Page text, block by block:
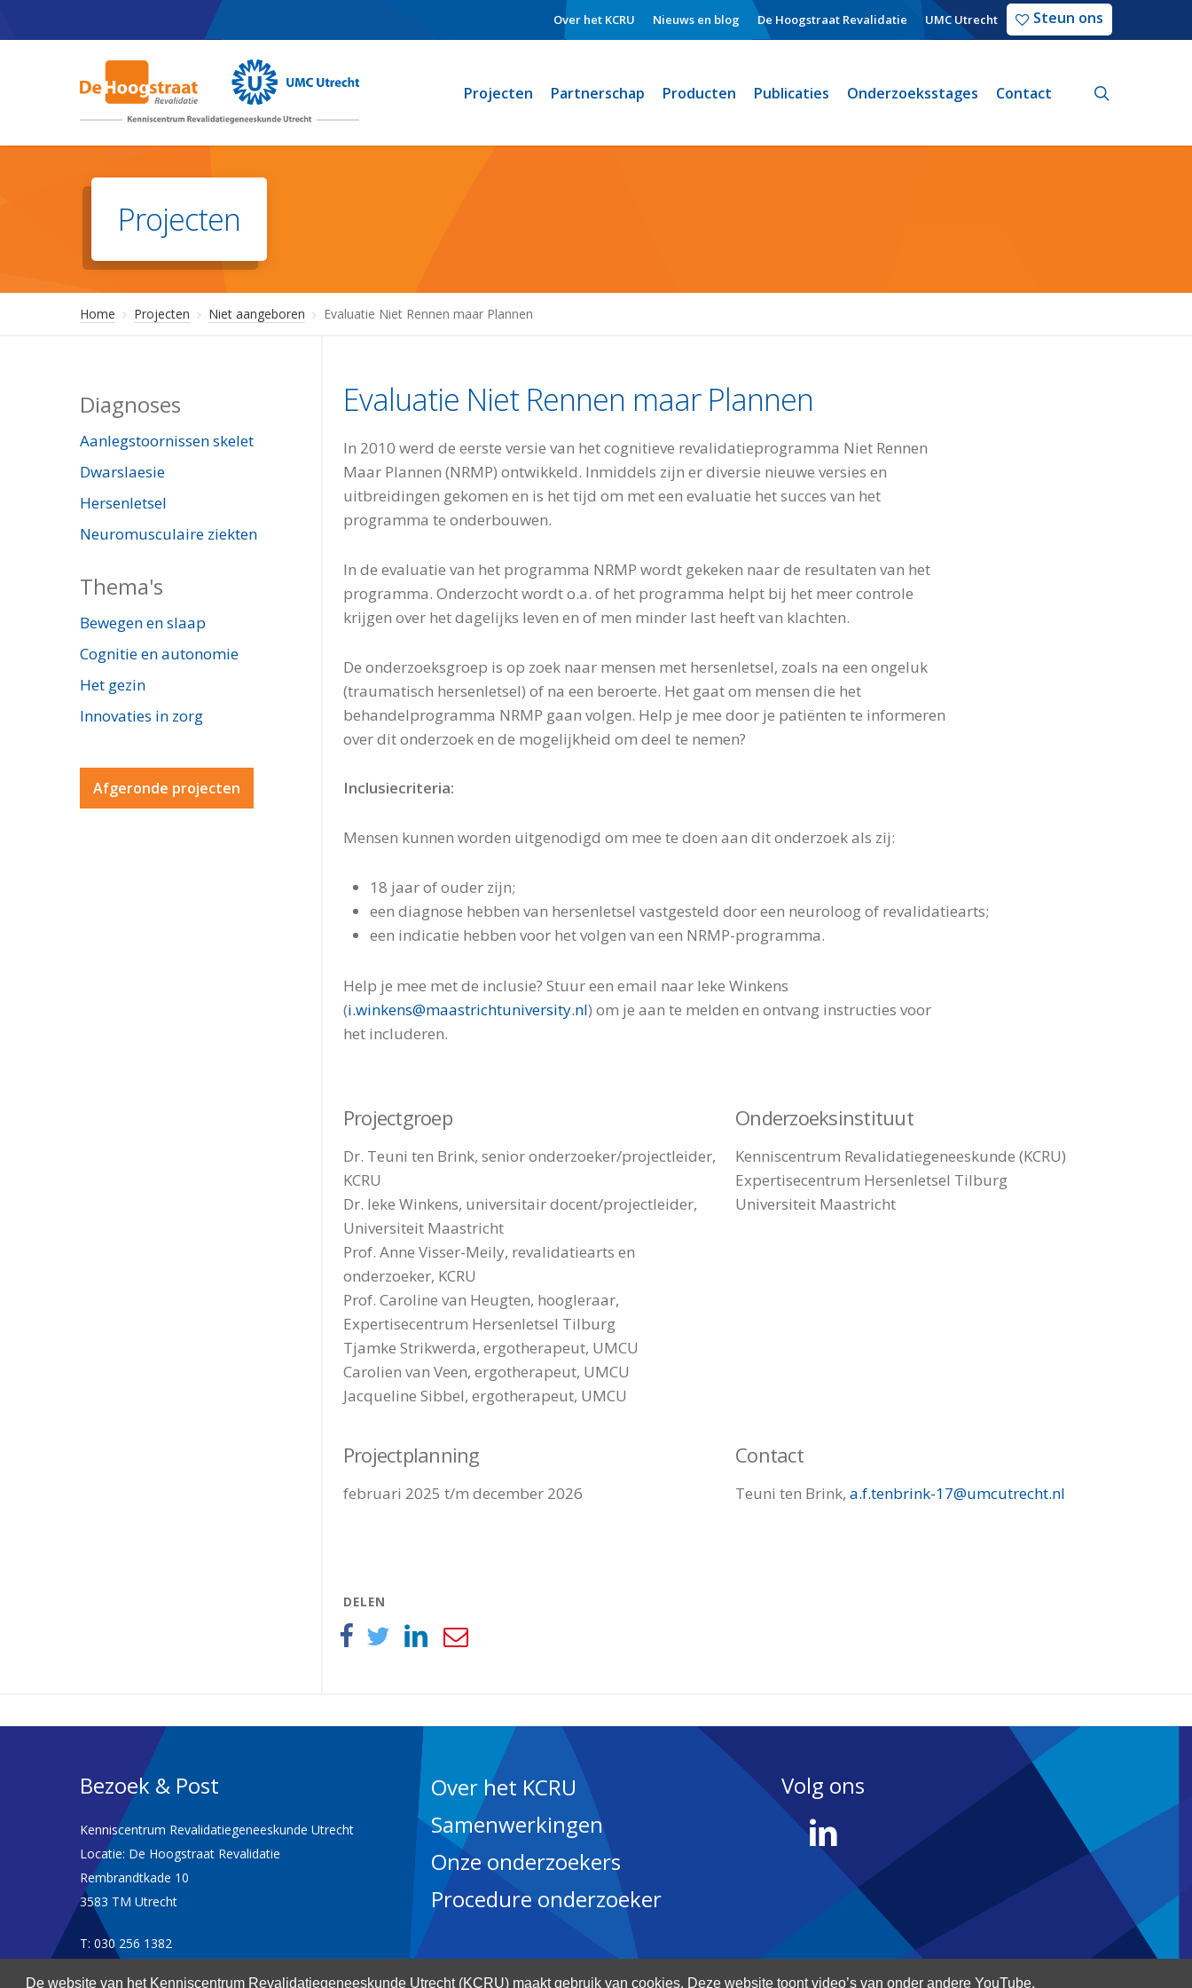
De website van het Kenniscentrum Revalidatiegeneeskunde Utrecht (KCRU) maakt gebruik van cookies. Deze website toont video’s van onder andere YouTube.
to
Over het KCRU Nieuws en blog De Hoogstraat Revalidatie UMC Utrecht Steun ons
Projecten Partnerschap Producten Publicaties Onderzoeksstages Contact
Projecten
Home Projecten Niet aangeboren Evaluatie Niet Rennen maar Plannen
Diagnoses
Aanlegstoornissen skelet
Dwarslaesie
Hersenletsel
Neuromusculaire ziekten
Thema's
Bewegen en slaap
Cognitie en autonomie
Het gezin
Innovaties in zorg
Afgeronde projecten
Evaluatie Niet Rennen maar Plannen
In 2010 werd de eerste versie van het cognitieve revalidatieprogramma Niet Rennen
Maar Plannen (NRMP) ontwikkeld. Inmiddels zijn er diversie nieuwe versies en
uitbreidingen gekomen en is het tijd om met een evaluatie het succes van het
programma te onderbouwen.
In de evaluatie van het programma NRMP wordt gekeken naar de resultaten van het
programma. Onderzocht wordt o.a. of het programma helpt bij het meer controle
krijgen over het dagelijks leven en of men minder last heeft van klachten.
De onderzoeksgroep is op zoek naar mensen met hersenletsel, zoals na een ongeluk
(traumatisch hersenletsel) of na een beroerte. Het gaat om mensen die het
behandelprogramma NRMP gaan volgen. Help je mee door je patiënten te informeren
over dit onderzoek en de mogelijkheid om deel te nemen?
Inclusiecriteria:
Mensen kunnen worden uitgenodigd om mee te doen aan dit onderzoek als zij:
18 jaar of ouder zijn;
een diagnose hebben van hersenletsel vastgesteld door een neuroloog of revalidatiearts;
een indicatie hebben voor het volgen van een NRMP-programma.
Help je mee met de inclusie? Stuur een email naar Ieke Winkens
(i.winkens@maastrichtuniversity.nl) om je aan te melden en ontvang instructies voor
het includeren.
Projectgroep
Dr. Teuni ten Brink, senior onderzoeker/projectleider,
KCRU
Dr. Ieke Winkens, universitair docent/projectleider,
Universiteit Maastricht
Prof. Anne Visser-Meily, revalidatiearts en
onderzoeker, KCRU
Prof. Caroline van Heugten, hoogleraar,
Expertisecentrum Hersenletsel Tilburg
Tjamke Strikwerda, ergotherapeut, UMCU
Carolien van Veen, ergotherapeut, UMCU
Jacqueline Sibbel, ergotherapeut, UMCU
Onderzoeksinstituut
Kenniscentrum Revalidatiegeneeskunde (KCRU)
Expertisecentrum Hersenletsel Tilburg
Universiteit Maastricht
Projectplanning
februari 2025 t/m december 2026
Contact
Teuni ten Brink,a.f.tenbrink-17@umcutrecht.nl
DELEN
Bezoek & Post
Kenniscentrum Revalidatiegeneeskunde Utrecht
Locatie: De Hoogstraat Revalidatie
Rembrandtkade 10
3583 TM Utrecht
T: 030 256 1382
Over het KCRU
Samenwerkingen
Onze onderzoekers
Procedure onderzoeker
Volg ons